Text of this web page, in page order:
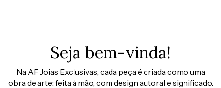
Seja bem-vinda!
Na AF Joias Exclusivas, cada peça é criada como uma
obra de arte: feita à mão, com design autoral e significado.